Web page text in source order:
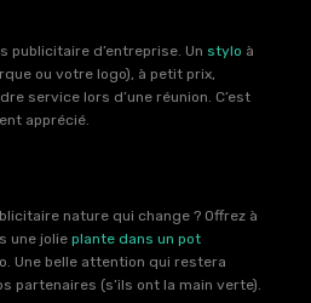
publicitaire d’entreprise. Un stylo à
ou votre logo), à petit prix,
service lors d’une réunion. C’est
apprécié.
nature qui change ? Offrez à
une jolie plante dans un pot
Une belle attention qui restera
partenaires (s’ils ont la main verte).